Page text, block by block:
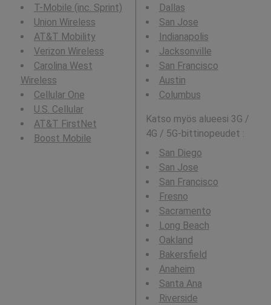
T-Mobile (inc. Sprint)
Union Wireless
AT&T Mobility
Verizon Wireless
Carolina West
Wireless
Cellular One
U.S. Cellular
AT&T FirstNet
Boost Mobile
Dallas
San Jose
Indianapolis
Jacksonville
San Francisco
Austin
Columbus
Katso myös alueesi 3G /
4G / 5G-bittinopeudet :
San Diego
San Jose
San Francisco
Fresno
Sacramento
Long Beach
Oakland
Bakersfield
Anaheim
Santa Ana
Riverside